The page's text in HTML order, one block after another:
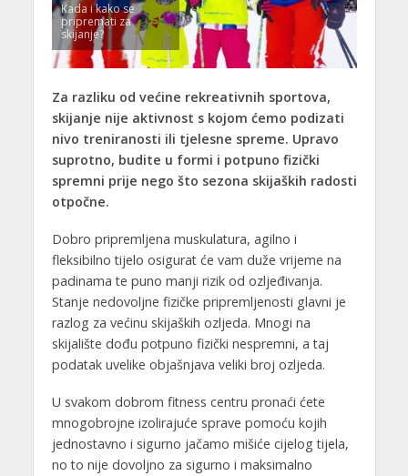
Kada i kako se
pripremati za
skijanje?
Za razliku od većine rekreativnih sportova,
skijanje nije aktivnost s kojom ćemo podizati
nivo treniranosti ili tjelesne spreme. Upravo
suprotno, budite u formi i potpuno fizički
spremni prije nego što sezona skijaških radosti
otpočne.
Dobro pripremljena muskulatura, agilno i
fleksibilno tijelo osigurat će vam duže vrijeme na
padinama te puno manji rizik od ozljeđivanja.
Stanje nedovoljne fizičke pripremljenosti glavni je
razlog za većinu skijaških ozljeda. Mnogi na
skijalište dođu potpuno fizički nespremni, a taj
podatak uvelike objašnjava veliki broj ozljeda.
U svakom dobrom fitness centru pronaći ćete
mnogobrojne izolirajuće sprave pomoću kojih
jednostavno i sigurno jačamo mišiće cijelog tijela,
no to nije dovoljno za sigurno i maksimalno